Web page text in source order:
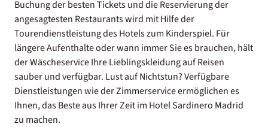
Buchung der besten Tickets und die Reservierung der
angesagtesten Restaurants wird mit Hilfe der
Tourendienstleistung des Hotels zum Kinderspiel. Für
längere Aufenthalte oder wann immer Sie es brauchen, hält
der Wäscheservice Ihre Lieblingskleidung auf Reisen
sauber und verfügbar. Lust auf Nichtstun? Verfügbare
Dienstleistungen wie der Zimmerservice ermöglichen es
Ihnen, das Beste aus Ihrer Zeit im Hotel Sardinero Madrid
zu machen.